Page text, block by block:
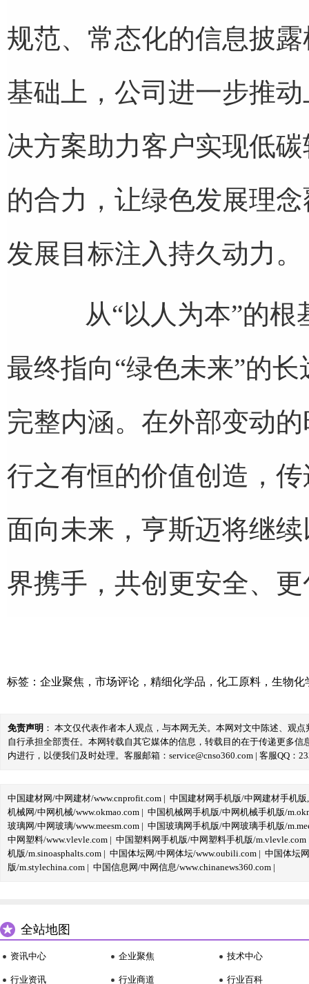
规范、常态化的信息披
基础上，公司进一步推
决方案助力客户实现低
的合力，让绿色发展理
发展目标注入持久动力。
从“以人为本”的根
最终指向“绿色未来”的
完整内涵。在外部变动
行之有恒的价值创造，
面向未来，亨斯迈将继
界携手，共创更安全、
标签： 企业聚焦 ， 市场评论 ， 精细化学品 ， 化工原料 ， 生物化
免责声明 ： 本文仅代表作者本人观点，与本网无关。本网对文中陈述、观
自行承担全部责任。本网转载自其它媒体的信息，转载目的在于传递更多
内进行，以便我们及时处理。客服邮箱：service@cnso360.com | 客服QQ：
中国建材网/中网建材/www.cnprofit.com | 中国建材网手机版/中网建材手机版
机械网/中网机械/www.okmao.com | 中国机械网手机版/中网机械手机版/
玻璃网/中网玻璃/www.meesm.com | 中国玻璃网手机版/中网玻璃手机版/
中网塑料/www.vlevle.com | 中国塑料网手机版/中网塑料手机版/m.vlevle.com
机版/m.sinoasphalts.com | 中国体坛网/中网体坛/www.oubili.com | 中国体坛
版/m.stylechina.com | 中国信息网/中网信息/www.chinanews360.com |
全站地图
资讯中心
行业资讯
企业聚焦
行业商道
技术中心
行业百科